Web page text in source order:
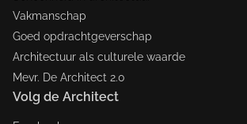
Vakmanschap
Goed opdrachtgeverschap
Architectuur als culturele waarde
Mevr. De Architect 2.0
Volg de Architect